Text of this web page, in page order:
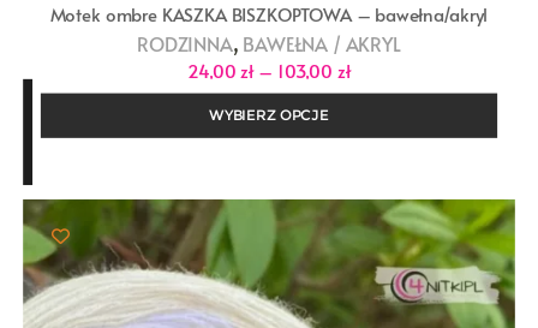
Motek ombre KASZKA BISZKOPTOWA – bawełna/akryl
RODZINNA, BAWEŁNA / AKRYL
24,00 zł – 103,00 złZakres
cen:
do
WYBIERZ OPCJE